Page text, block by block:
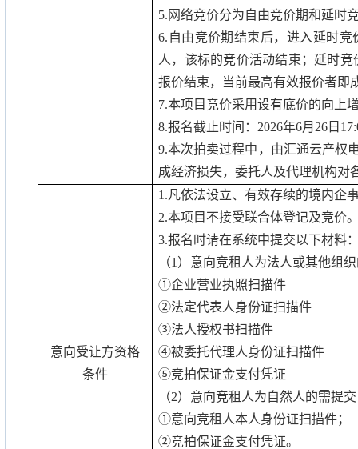
5. 网络竞价分为自由竞价期和延时
6. 自由竞价期结束后，进入延时
人，该标的竞价活动结束；延时
报价结束，当前最高有效报价者即
7.本项目竞价采用设有底价的向上
8.报名截止时间： 2026年6月 26 日
9.本次拍卖过程中，由汇通云产权
成经济损失，委托人及代理机构对
意向受让方资格
条件
1.凡依法设立、有效存续的境内企
2.本项目不接受联合体登记及竞价
3.报名时请在系统中提交以下材料
（1 ）意向竞租人为法人或其他组
①企业营业执照扫描件
②法定代表人身份证扫描件
③法人授权书扫描件
④被委托代理人身份证扫描件
⑤竞拍保证金支付凭证
（2）意向竞租人为自然人的需提
①意向竞租人本人身份证扫描件；
②竞拍保证金支付凭证。